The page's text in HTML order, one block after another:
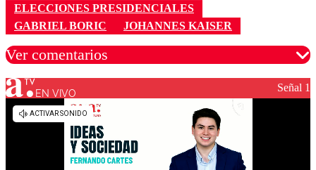
ELECCIONES PRESIDENCIALES
GABRIEL BORIC
JOHANNES KAISER
Ver comentarios
Los comentarios son moderados para garantizar un
diálogo respetuoso.
EN VIVO Señal 1